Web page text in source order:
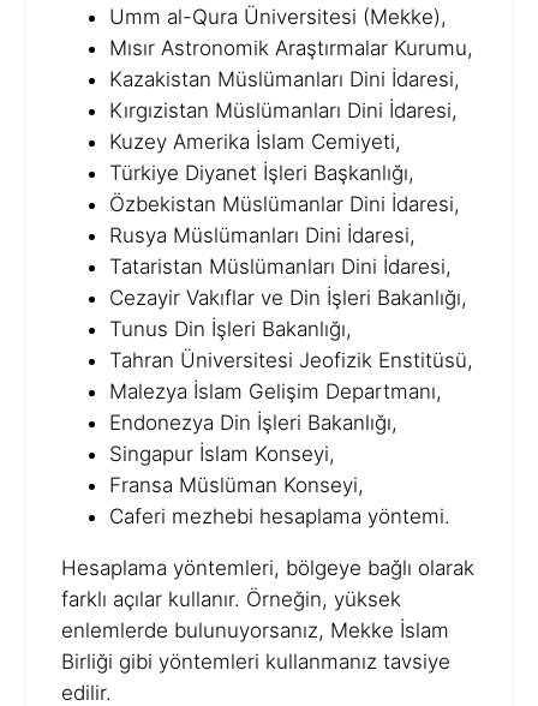
Umm al-Qura Üniversitesi (Mekke),
Mısır Astronomik Araştırmalar Kurumu,
Kazakistan Müslümanları Dini İdaresi,
Kırgızistan Müslümanları Dini İdaresi,
Kuzey Amerika İslam Cemiyeti,
Türkiye Diyanet İşleri Başkanlığı,
Özbekistan Müslümanlar Dini İdaresi,
Rusya Müslümanları Dini İdaresi,
Tataristan Müslümanları Dini İdaresi,
Cezayir Vakıflar ve Din İşleri Bakanlığı,
Tunus Din İşleri Bakanlığı,
Tahran Üniversitesi Jeofizik Enstitüsü,
Malezya İslam Gelişim Departmanı,
Endonezya Din İşleri Bakanlığı,
Singapur İslam Konseyi,
Fransa Müslüman Konseyi,
Caferi mezhebi hesaplama yöntemi.
Hesaplama yöntemleri, bölgeye bağlı olarak
farklı açılar kullanır. Örneğin, yüksek
enlemlerde bulunuyorsanız, Mekke İslam
Birliği gibi yöntemleri kullanmanız tavsiye
edilir.